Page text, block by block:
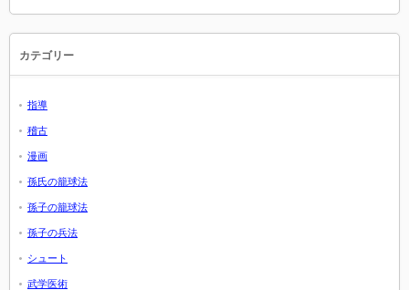
カテゴリー
指導
稽古
漫画
孫氏の籠球法
孫子の籠球法
孫子の兵法
シュート
武学医術